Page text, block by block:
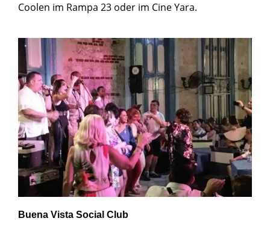
Coolen im Rampa 23 oder im Cine Yara.
Buena Vista Social Club